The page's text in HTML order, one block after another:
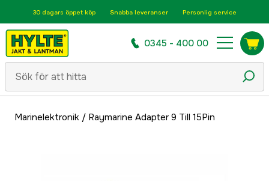
30 dagars öppet köp Snabba leveranser Personlig service
0345 - 400 00
Marinelektronik / Raymarine Adapter 9 Till 15Pin